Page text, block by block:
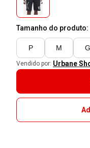
Tamanho do produto:
P M G
Vendido por: Urbane